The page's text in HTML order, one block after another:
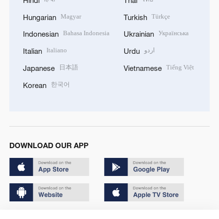
Hungarian Magyar
Indonesian Bahasa Indonesia
Italian Italiano
Japanese 日本語
Korean 한국어
Turkish Türkçe
Ukrainian Українська
Urdu اردو
Vietnamese Tiếng Việt
DOWNLOAD OUR APP